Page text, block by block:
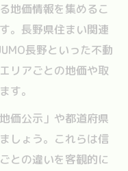
地価情報を集めるこ
。長野県住まい関連
長野といった不動
リアごとの地価や取
す。
価公示」や都道府県
しょう。これらは信
との違いを客観的に